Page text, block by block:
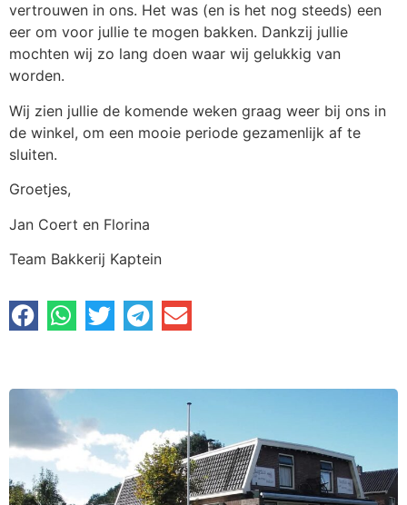
vertrouwen in ons. Het was (en is het nog steeds) een
eer om voor jullie te mogen bakken. Dankzij jullie
mochten wij zo lang doen waar wij gelukkig van
worden.
Wij zien jullie de komende weken graag weer bij ons in
de winkel, om een mooie periode gezamenlijk af te
sluiten.
Groetjes,
Jan Coert en Florina
Team Bakkerij Kaptein